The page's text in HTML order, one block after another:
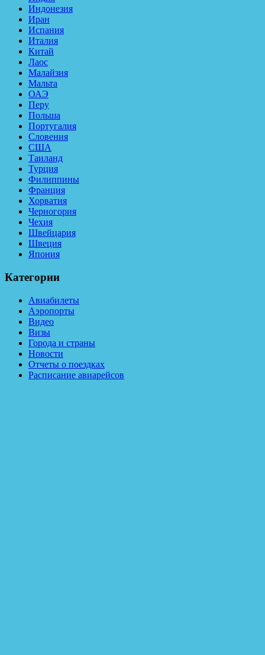
Индонезия
Иран
Испания
Италия
Китай
Лаос
Малайзия
Мальта
ОАЭ
Перу
Польша
Португалия
Словения
США
Таиланд
Турция
Филиппины
Франция
Хорватия
Черногория
Чехия
Швейцария
Швеция
Япония
Категории
Авиабилеты
Аэропорты
Видео
Визы
Города и страны
Новости
Отчеты о поездках
Расписание авиарейсов